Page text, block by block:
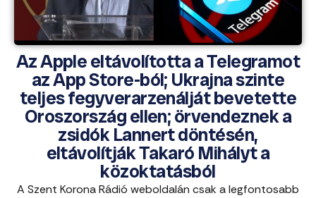
Az Apple eltávolította a Telegramot
az App Store-ból; Ukrajna szinte
teljes fegyverarzenálját bevetette
Oroszország ellen; örvendeznek a
zsidók Lannert döntésén,
eltávolítják Takaró Mihályt a
közoktatásból
A Szent Korona Rádió weboldalán csak a legfontosabb